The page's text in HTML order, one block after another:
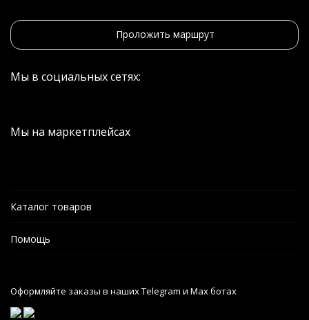
Проложить маршрут
Мы в социальных сетях:
Мы на маркетплейсах
Каталог товаров
Помощь
Оформляйте заказы в наших Telegram и Max ботах